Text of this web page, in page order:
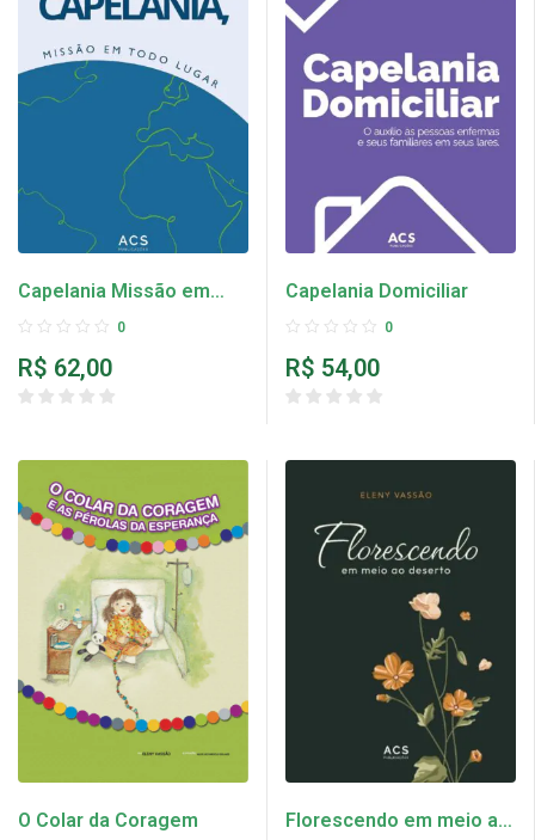
Capelania Missão em
todo lugar 0
R$ 62,00
Capelania Domiciliar
0
R$ 54,00
O Colar da Coragem
Florescendo em meio a